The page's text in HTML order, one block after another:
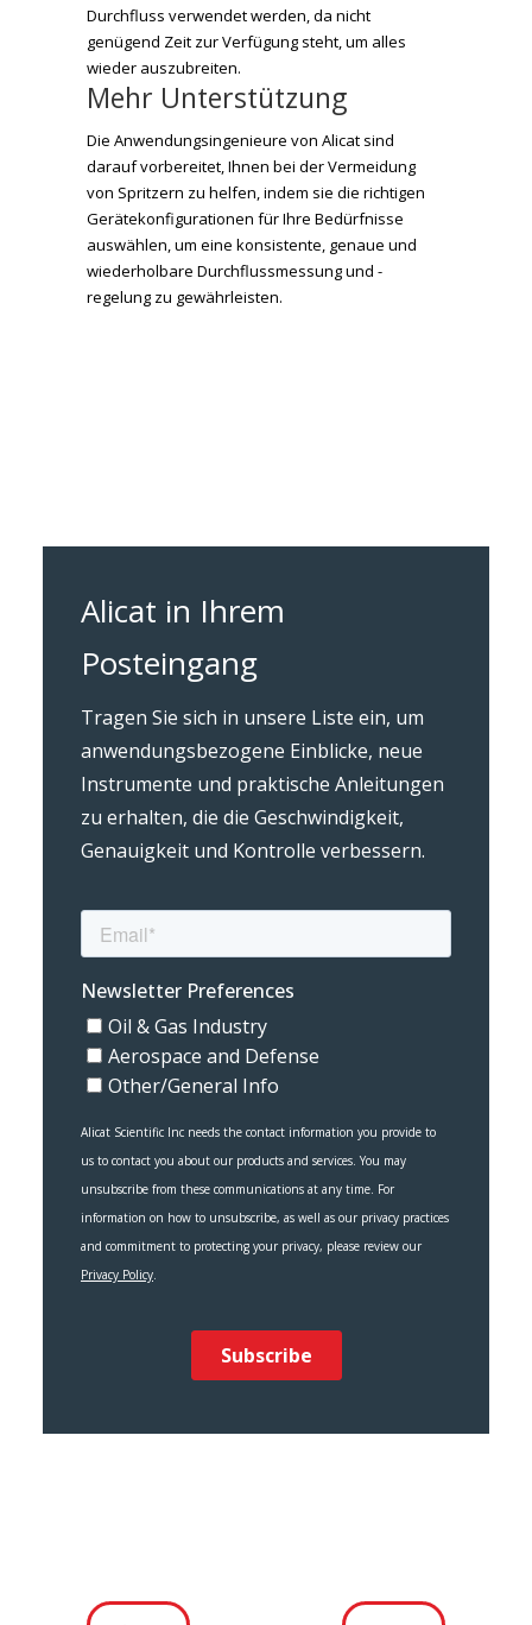
Durchfluss verwendet werden, da nicht
genügend Zeit zur Verfügung steht, um alles
wieder auszubreiten.
Mehr Unterstützung
Die Anwendungsingenieure von Alicat sind
darauf vorbereitet, Ihnen bei der Vermeidung
von Spritzern zu helfen, indem sie die richtigen
Gerätekonfigurationen für Ihre Bedürfnisse
auswählen, um eine konsistente, genaue und
wiederholbare Durchflussmessung und -
regelung zu gewährleisten.
Alicat in Ihrem
Posteingang
Tragen Sie sich in unsere Liste ein, um
anwendungsbezogene Einblicke, neue
Instrumente und praktische Anleitungen
zu erhalten, die die Geschwindigkeit,
Genauigkeit und Kontrolle verbessern.